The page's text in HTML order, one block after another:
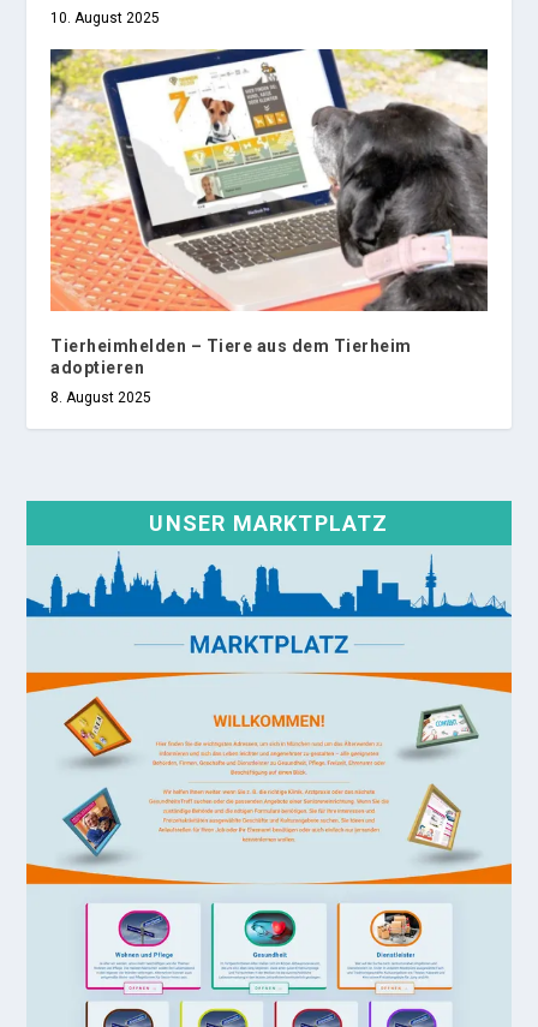
10. August 2025
Tierheimhelden – Tiere aus dem Tierheim
adoptieren
8. August 2025
UNSER MARKTPLATZ